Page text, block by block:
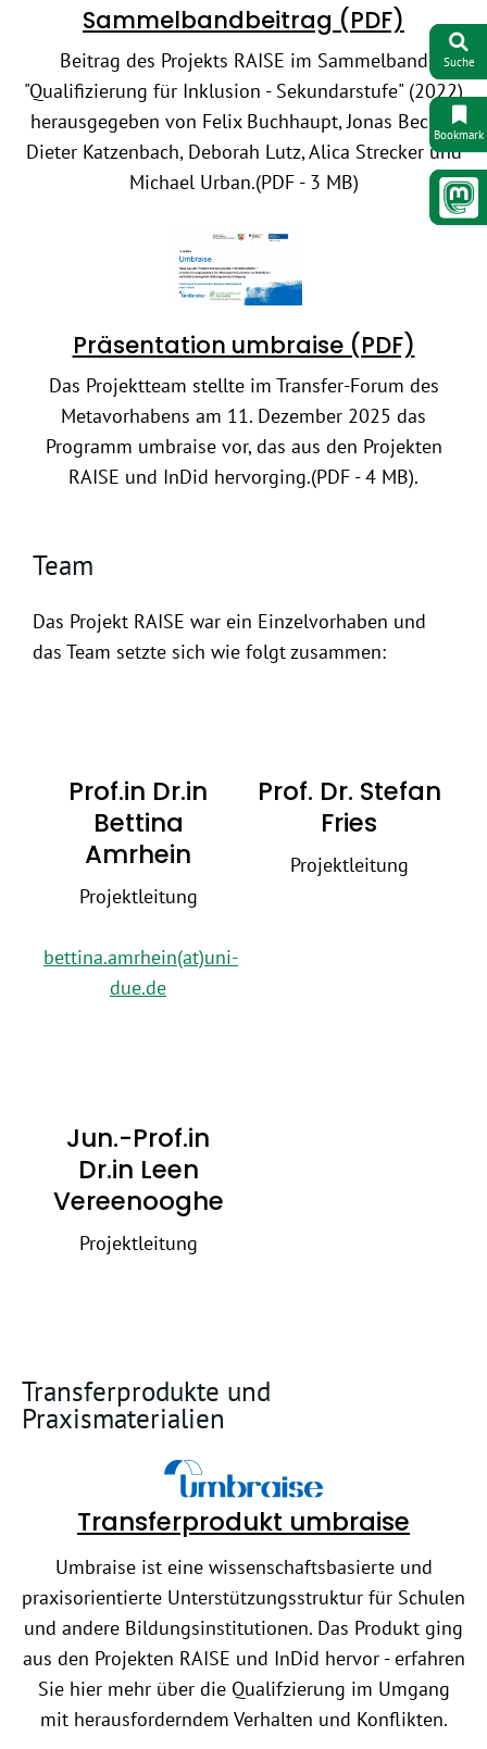
Sammelbandbeitrag (PDF)
Beitrag des Projekts RAISE im Sammelband
"Qualifizierung für Inklusion - Sekundarstufe" (2022)
herausgegeben von Felix Buchhaupt, Jonas Becker,
Dieter Katzenbach, Deborah Lutz, Alica Strecker und
Michael Urban.(PDF - 3 MB)
Präsentation umbraise (PDF)
Das Projektteam stellte im Transfer-Forum des
Metavorhabens am 11. Dezember 2025 das
Programm umbraise vor, das aus den Projekten
RAISE und InDid hervorging.(PDF - 4 MB).
Team
Das Projekt RAISE war ein Einzelvorhaben und
das Team setzte sich wie folgt zusammen:
Prof.in Dr.in
Bettina
Amrhein
Projektleitung
bettina.amrhein(at)uni-
due.de
Prof. Dr. Stefan
Fries
Projektleitung
Jun.-Prof.in
Dr.in Leen
Vereenooghe
Projektleitung
Transferprodukte und
Praxismaterialien
Transferprodukt umbraise
Umbraise ist eine wissenschaftsbasierte und
praxisorientierte Unterstützungsstruktur für Schulen
und andere Bildungsinstitutionen. Das Produkt ging
aus den Projekten RAISE und InDid hervor - erfahren
Sie hier mehr über die Qualifzierung im Umgang
mit herausforderndem Verhalten und Konflikten.
Suche
Bookmark